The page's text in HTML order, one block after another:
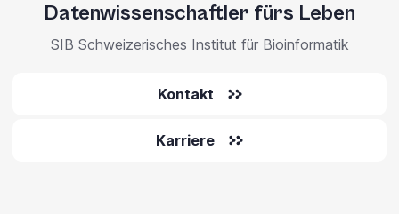
Datenwissenschaftler fürs Leben
SIB Schweizerisches Institut für Bioinformatik
Kontakt
Karriere